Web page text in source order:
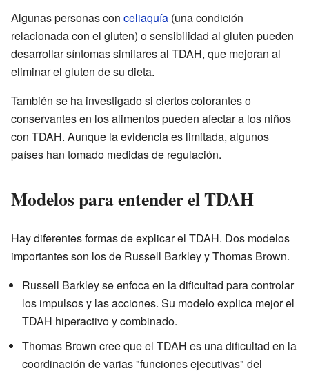
Algunas personas con celiaquía (una condición
relacionada con el gluten) o sensibilidad al gluten pueden
desarrollar síntomas similares al TDAH, que mejoran al
eliminar el gluten de su dieta.
También se ha investigado si ciertos colorantes o
conservantes en los alimentos pueden afectar a los niños
con TDAH. Aunque la evidencia es limitada, algunos
países han tomado medidas de regulación.
Modelos para entender el TDAH
Hay diferentes formas de explicar el TDAH. Dos modelos
importantes son los de Russell Barkley y Thomas Brown.
Russell Barkley se enfoca en la dificultad para controlar
los impulsos y las acciones. Su modelo explica mejor el
TDAH hiperactivo y combinado.
Thomas Brown cree que el TDAH es una dificultad en la
coordinación de varias "funciones ejecutivas" del